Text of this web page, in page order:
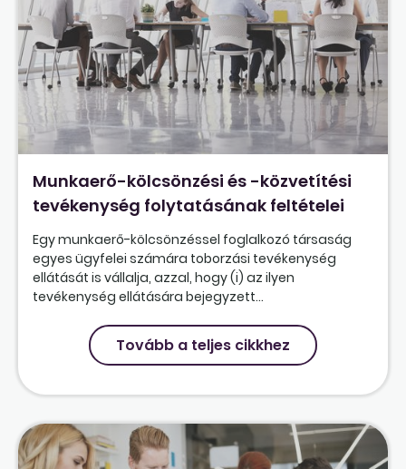
Munkaerő-kölcsönzési és -közvetítési
tevékenység folytatásának feltételei
Egy munkaerő-kölcsönzéssel foglalkozó társaság
egyes ügyfelei számára toborzási tevékenység
ellátását is vállalja, azzal, hogy (i) az ilyen
tevékenység ellátására bejegyzett...
Tovább a teljes cikkhez